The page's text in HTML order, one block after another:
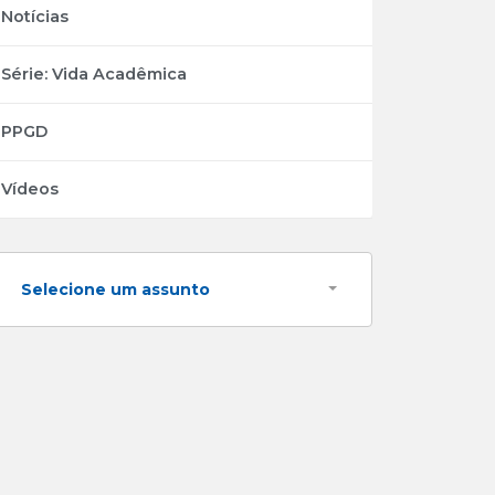
Notícias
Série: Vida Acadêmica
PPGD
Vídeos
Selecione um assunto